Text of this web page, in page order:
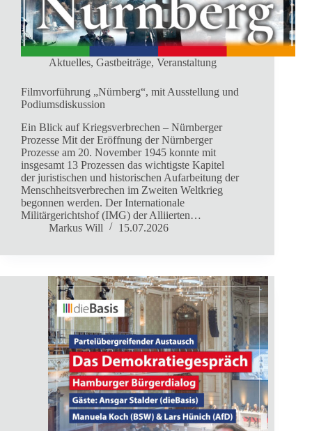
Aktuelles, Gastbeiträge, Veranstaltung
Filmvorführung „Nürnberg“, mit Ausstellung und
Podiumsdiskussion
Ein Blick auf Kriegsverbrechen – Nürnberger
Prozesse Mit der Eröffnung der Nürnberger
Prozesse am 20. November 1945 konnte mit
insgesamt 13 Prozessen das wichtigste Kapitel
der juristischen und historischen Aufarbeitung der
Menschheitsverbrechen im Zweiten Weltkrieg
begonnen werden. Der Internationale
Militärgerichtshof (IMG) der Alliierten…
Markus Will
15.07.2026